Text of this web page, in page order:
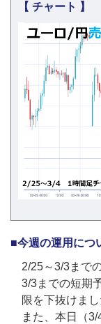
■今週の運用につ
2/25～3/3まで
3/3までの短期
限を下抜けまし
また、本日（
【 チャート 】